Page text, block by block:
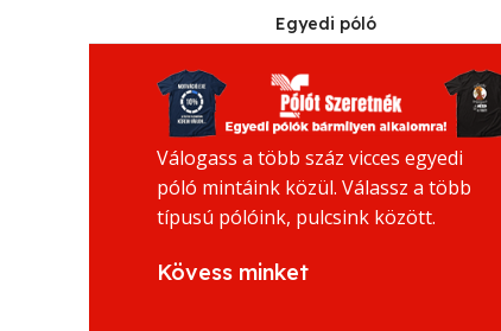
Egyedi póló
Válogass a több száz vicces egyedi
póló mintáink közül. Válassz a több
típusú pólóink, pulcsink között.
Kövess minket